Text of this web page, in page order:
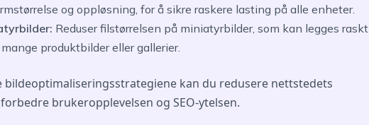
og oppløsning, for å sikre raskere lasting på alle enheter.
Reduser filstørrelsen på miniatyrbilder, som kan legges raskt
produktbilder eller gallerier.
bildeoptimaliseringsstrategiene kan du redusere nettstedets
brukeropplevelsen og SEO-ytelsen.